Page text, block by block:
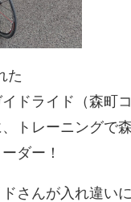
た
ドライド（森町
トレーニングで
ダー！
さんが入れ違い